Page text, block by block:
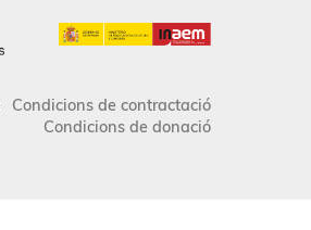
Condicions de contractació
Condicions de donació